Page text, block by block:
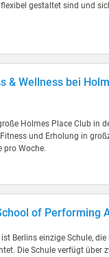
gestaltet sind und
& Wellness bei
Holmes Place Club in
und Erholung in
pro Woche.
of Performing
ist Berlins einzige Schule,
Die Schule verfügt über